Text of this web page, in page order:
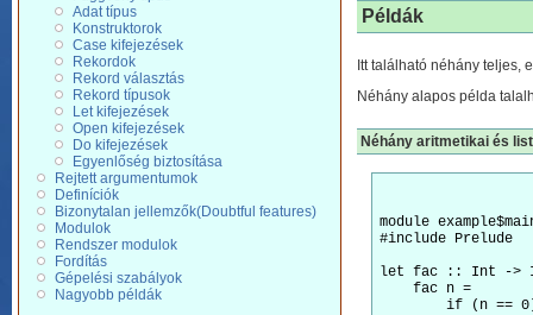
Adat típus
Konstruktorok
Case kifejezések
Rekordok
Rekord választás
Rekord típusok
Let kifejezések
Open kifejezések
Do kifejezések
Egyenlőség biztosítása
Rejtett argumentumok
Definíciók
Bizonytalan jellemzők(Doubtful features)
Modulok
Rendszer modulok
Fordítás
Gépelési szabályok
Nagyobb példák
Példák
Itt található néhány teljes,
Néhány alapos példa
Néhány aritmetikai és
module
#include Prelude
let fac :: Int ->
    fac n =
if (n ==